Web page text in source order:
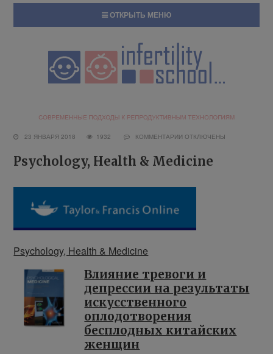
ОТКРЫТЬ МЕНЮ
23 ЯНВАРЯ 2018 1932 КОММЕНТАРИИ ОТКЛЮЧЕНЫ
Psychology, Health & Medicine
Psychology, Health & Medicine
Влияние тревоги и
депрессии на результаты
искусственного
оплодотворения
бесплодных китайских
женщин